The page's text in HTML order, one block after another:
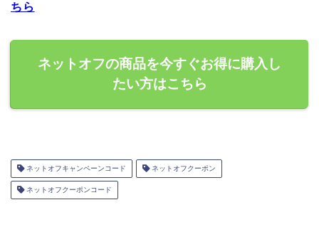
ちら
ネットオフの商品を今すぐお得に購入し
たい方はこちら
ネットオフキャンペーンコード ネットオフクーポン
ネットオフクーポンコード